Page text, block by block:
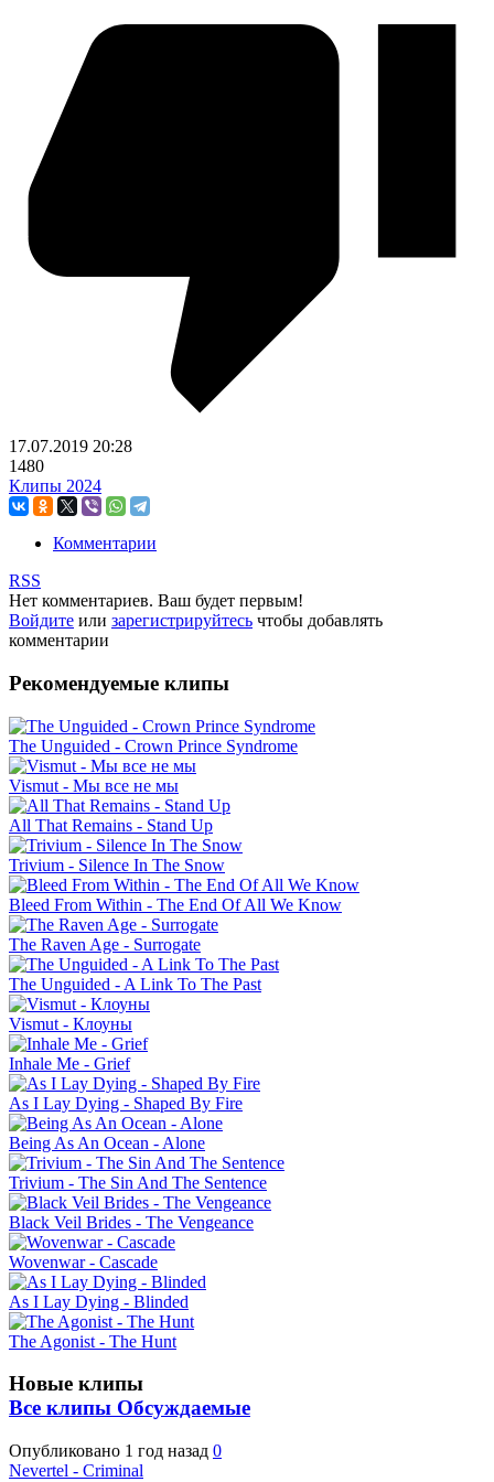
17.07.2019 20:28
1480
Клипы 2024
Комментарии
RSS
Нет комментариев. Ваш будет первым!
Войдите или зарегистрируйтесь чтобы добавлять
комментарии
Рекомендуемые клипы
The Unguided - Crown Prince Syndrome
Vismut - Мы все не мы
All That Remains - Stand Up
Trivium - Silence In The Snow
Bleed From Within - The End Of All We Know
The Raven Age - Surrogate
The Unguided - A Link To The Past
Vismut - Клоуны
Inhale Me - Grief
As I Lay Dying - Shaped By Fire
Being As An Ocean - Alone
Trivium - The Sin And The Sentence
Black Veil Brides - The Vengeance
Wovenwar - Cascade
As I Lay Dying - Blinded
The Agonist - The Hunt
Новые клипы
Все клипы Обсуждаемые
Опубликовано 1 год назад 0
Nevertel - Criminal